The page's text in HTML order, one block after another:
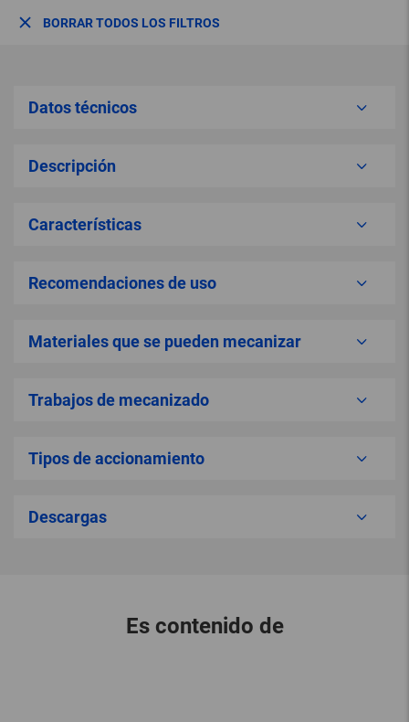
BORRAR TODOS LOS FILTROS
Datos técnicos
Descripción
Características
Recomendaciones de uso
Materiales que se pueden mecanizar
Trabajos de mecanizado
Tipos de accionamiento
Descargas
Es contenido de